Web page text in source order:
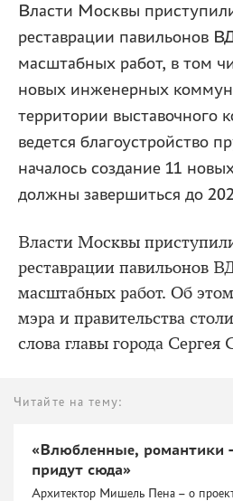
Власти Москвы
реставрации павильонов
масштабных работ, в том
новых инженерных
территории выставочного
ведется благоустройство
началось создание 11
должны завершиться до
Власти Москвы
реставрации павильонов
масштабных работ. Об
мэра и правительства
слова главы города Сергея
Читайте на тему:
«Влюбленные, романтики
придут сюда»
Архитектор Мишель Пена – о